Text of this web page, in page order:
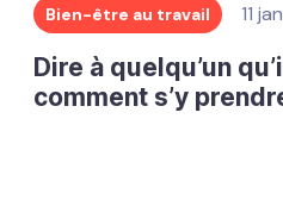
Bien-être au travail 11
Dire à quelqu’un
comment s’y